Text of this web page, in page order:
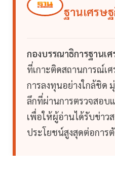
ฐานเศรษ
กองบรรณาธิการฐานเ
ที่เกาะติดสถานการณ์เ
การลงทุนอย่างใกล้ชิด
ลึกที่ผ่านการตรวจสอบ
เพื่อให้ผู้อ่านได้รับข่าว
ประโยชน์สูงสุดต่อการ